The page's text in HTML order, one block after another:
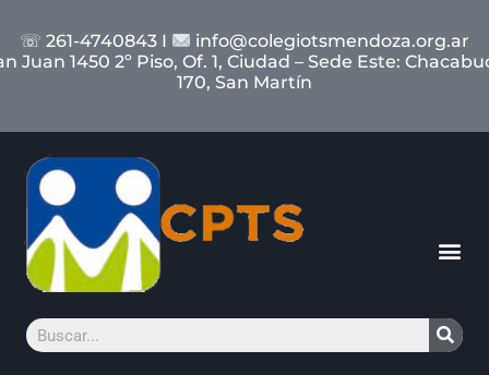
☏ 261-4740843 I
info@colegiotsmendoza.org.ar
Juan 1450 2º Piso, Of. 1, Ciudad – Sede Este:
170, San Martín